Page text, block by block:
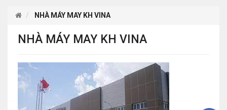
NHÀ MÁY MAY KH VINA
NHÀ MÁY MAY KH VINA